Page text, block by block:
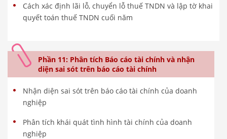
Cách xác định lãi lỗ, chuyển lỗ thuế TNDN và lập tờ khai
quyết toán thuế TNDN cuối năm
Phần 11: Phân tích Báo cáo tài chính và nhận
diện sai sót trên báo cáo tài chính
Nhận diện sai sót trên báo cáo tài chính của doanh
nghiệp
Phân tích khái quát tình hình tài chính của doanh
nghiệp